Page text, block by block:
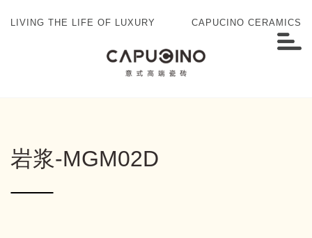
LIVING THE LIFE OF LUXURY CAPUCINO CERAMICS
岩浆-MGM02D